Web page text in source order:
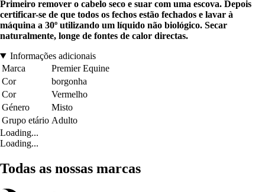
Primeiro remover o cabelo seco e suar com uma escova. Depois
certificar-se de que todos os fechos estão fechados e lavar à
máquina a 30º utilizando um líquido não biológico. Secar
naturalmente, longe de fontes de calor directas.
Informações adicionais
Marca
Premier Equine
Cor
borgonha
Cor
Vermelho
Género
Misto
Grupo etário Adulto
Loading...
Loading...
Todas as nossas marcas